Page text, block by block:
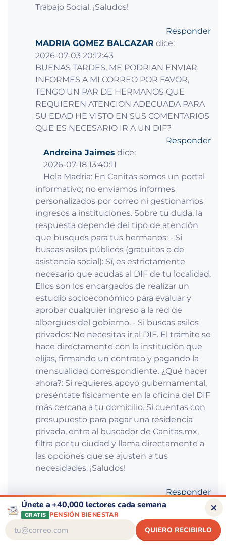
Trabajo Social. ¡Saludos!
Responder
MADRIA GOMEZ BALCAZAR dice:
2026-07-03 20:12:43
BUENAS TARDES, ME PODRIAN ENVIAR
INFORMES A MI CORREO POR FAVOR,
TENGO UN PAR DE HERMANOS QUE
REQUIEREN ATENCION ADECUADA PARA
SU EDAD HE VISTO EN SUS COMENTARIOS
QUE ES NECESARIO IR A UN DIF?
Responder
Andreina Jaimes dice:
2026-07-18 13:40:11
Hola Madria: En Canitas somos un portal
informativo; no enviamos informes
personalizados por correo ni gestionamos
ingresos a instituciones. Sobre tu duda, la
respuesta depende del tipo de atención
que busques para tus hermanos: - Si
buscas asilos públicos (gratuitos o de
asistencia social): Sí, es estrictamente
necesario que acudas al DIF de tu localidad.
Ellos son los encargados de realizar un
estudio socioeconómico para evaluar y
aprobar cualquier ingreso a la red de
albergues del gobierno. - Si buscas asilos
privados: No necesitas ir al DIF. El trámite se
hace directamente con la institución que
elijas, firmando un contrato y pagando la
mensualidad correspondiente. ¿Qué hacer
ahora?: Si requieres apoyo gubernamental,
preséntate físicamente en la oficina del DIF
más cercana a tu domicilio. Si cuentas con
presupuesto para pagar una residencia
privada, entra al buscador de Canitas.mx,
filtra por tu ciudad y llama directamente a
las opciones que se ajusten a tus
necesidades. ¡Saludos!
Responder
MADRIA GOMEZ BALCAZARdice:
2026-07-03 20:06:03
BUENAS TARDES REQUIERO INFORMES,
TENGO UN PAR DE HERMANOS QUE ME
Únete a +40,000 lectores cada semana
GRATIS PENSIÓN BIENESTAR
CONSEJOS DE SALUD
ACERTIJO SEMANAL
QUIERO RECIBIRLO